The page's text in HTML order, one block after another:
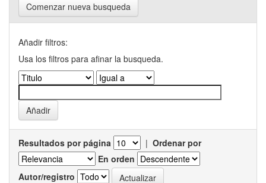
Comenzar nueva busqueda
Añadir filtros:
Usa los filtros para afinar la busqueda.
Resultados por página | Ordenar por
En orden
Autor/registro